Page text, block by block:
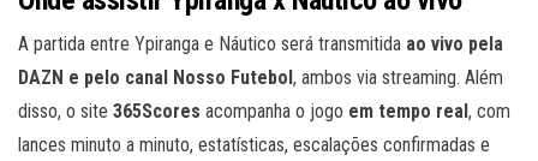
A partida entre Ypiranga e Náutico será transmitida ao vivo pela
DAZN e pelo canal Nosso Futebol , ambos via streaming. Além
disso, o site 365Scores acompanha o jogo em tempo real , com
lances minuto a minuto, estatísticas, escalações confirmadas e